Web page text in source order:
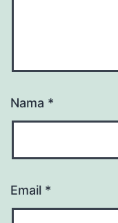
Nama *
Email *